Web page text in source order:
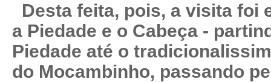
Desta feita, pois, a visita foi
a Piedade e o Cabeça -
Piedade até o
do Mocambinho, passando